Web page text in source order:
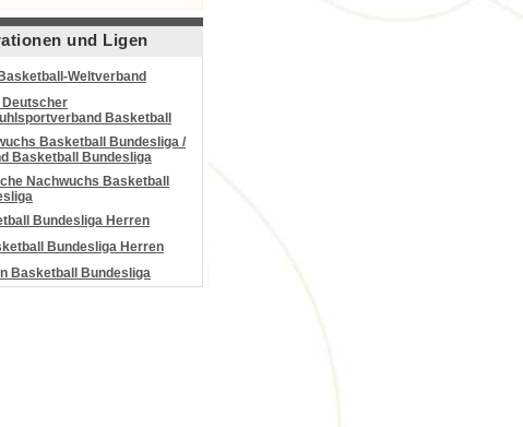
und Ligen
Weltverband
Deutscher
Basketball
Basketball Bundesliga /
Basketball Bundesliga
Nachwuchs Basketball
Bundesliga Herren
Bundesliga Herren
Basketball Bundesliga